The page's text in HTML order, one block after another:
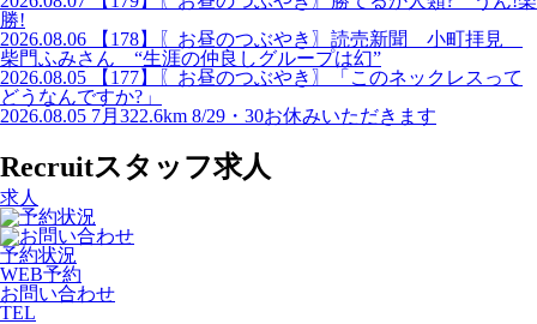
勝!
2026.08.06
【178】〖お昼のつぶやき〗読売新聞 小町拝見
柴門ふみさん “生涯の仲良しグループは幻”
2026.08.05
【177】〖お昼のつぶやき〗「このネックレスって
どうなんですか?」
2026.08.05 7月322.6km 8/29・30お休みいただきます
Recruitスタッフ求人
求人
予約状況
WEB予約
お問い合わせ
TEL